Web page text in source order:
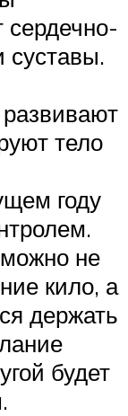
сердечно-
суставы.
развивают
тело
году
не
кило, а
держать
будет